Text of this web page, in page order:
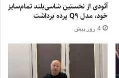
آئودی از نخستین شاسی‌بلند تمام‌سایز
خود، مدل Q9 پرده برداشت
4 روز پیش